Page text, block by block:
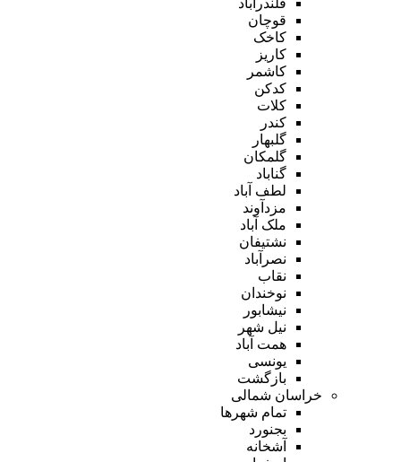
قوچان
کاخک
کاریز
کاشمر
کدکن
کلات
کندر
گلبهار
گلمکان
گناباد
لطف آباد
مزدآوند
ملک آباد
نشتیفان
نصرآباد
نقاب
نوخندان
نیشابور
نیل شهر
همت آباد
یونسی
بازگشت
خراسان شمالی
تمام شهر‌ها
بجنورد
آشخانه